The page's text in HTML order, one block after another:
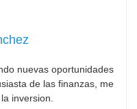
nuevas oportunidades
de las finanzas, me
inversion.